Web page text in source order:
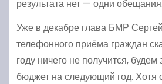
результата нет — одни обещания.
Уже в декабре глава БМР
телефонного приёма граждан
году ничего не получится, будем
бюджет на следующий год. Хотя